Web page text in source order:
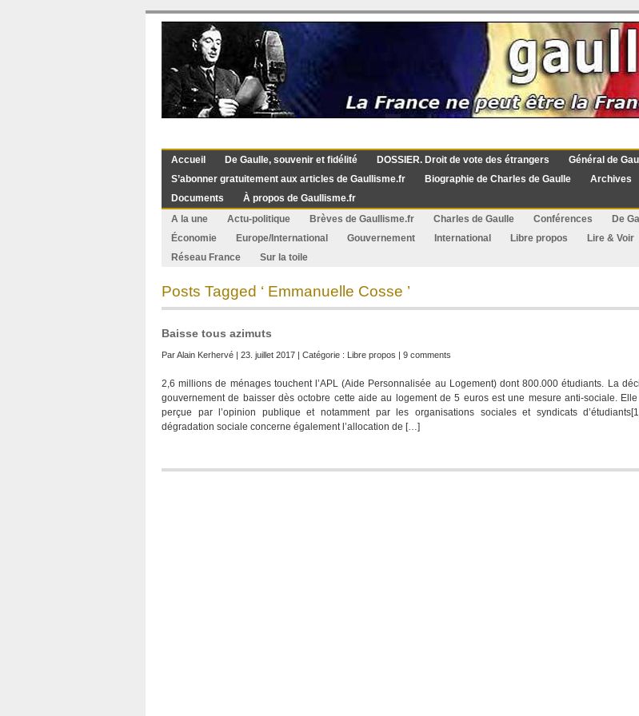
Accueil De Gaulle, souvenir et fidélité DOSSIER. Droit de vote des étrangers Général de
S’abonner gratuitement aux articles de Gaullisme.fr
Biographie de Charles de Gaulle Archives
Documents
À propos de Gaullisme.fr
A la une
Actu-politique Brèves de Gaullisme.fr Charles de Gaulle Conférences De
Économie
Europe/International Gouvernement International Libre propos Lire & Voir
Réseau France
Sur la toile
Posts Tagged ‘ Emmanuelle Cosse ’
Baisse tous azimuts
ParAlain Kerhervé | 23. juillet 2017 | Catégorie : Libre propos | 9 comments
2,6 millions de ménages touchent l’APL (Aide Personnalisée au Logement) dont 800.000 étudiants. La
gouvernement de baisser dès octobre cette aide au logement de 5 euros est une mesure anti-sociale. Elle
perçue par l’opinion publique et notamment par les organisations sociales et syndicats
dégradation sociale concerne également l’allocation de […]